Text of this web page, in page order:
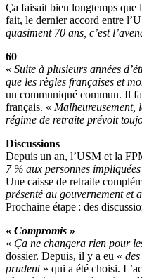
Ça faisait bien longtemps que
fait, le dernier accord entre
quasiment 70 ans, c’est
60
« Suite à plusieurs années
que les règles françaises et
un communiqué commun. Il
français. « Malheureusement,
régime de retraite prévoit
Discussions
Depuis un an, l’USM et la
7 % aux personnes
Une caisse de retraite
présenté au gouvernement et
Prochaine étape : des
« Compromis »
« Ça ne changera rien pour
dossier. Depuis, il y a eu «
prudent» qui a été choisi.